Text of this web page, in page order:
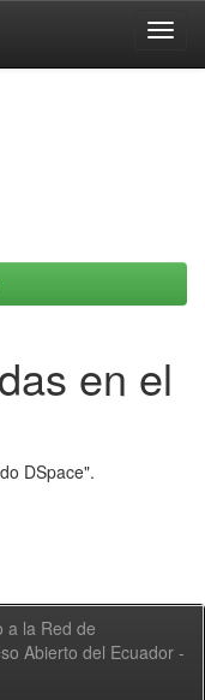
en el
DSpace".
a la Red de
Abierto del Ecuador -